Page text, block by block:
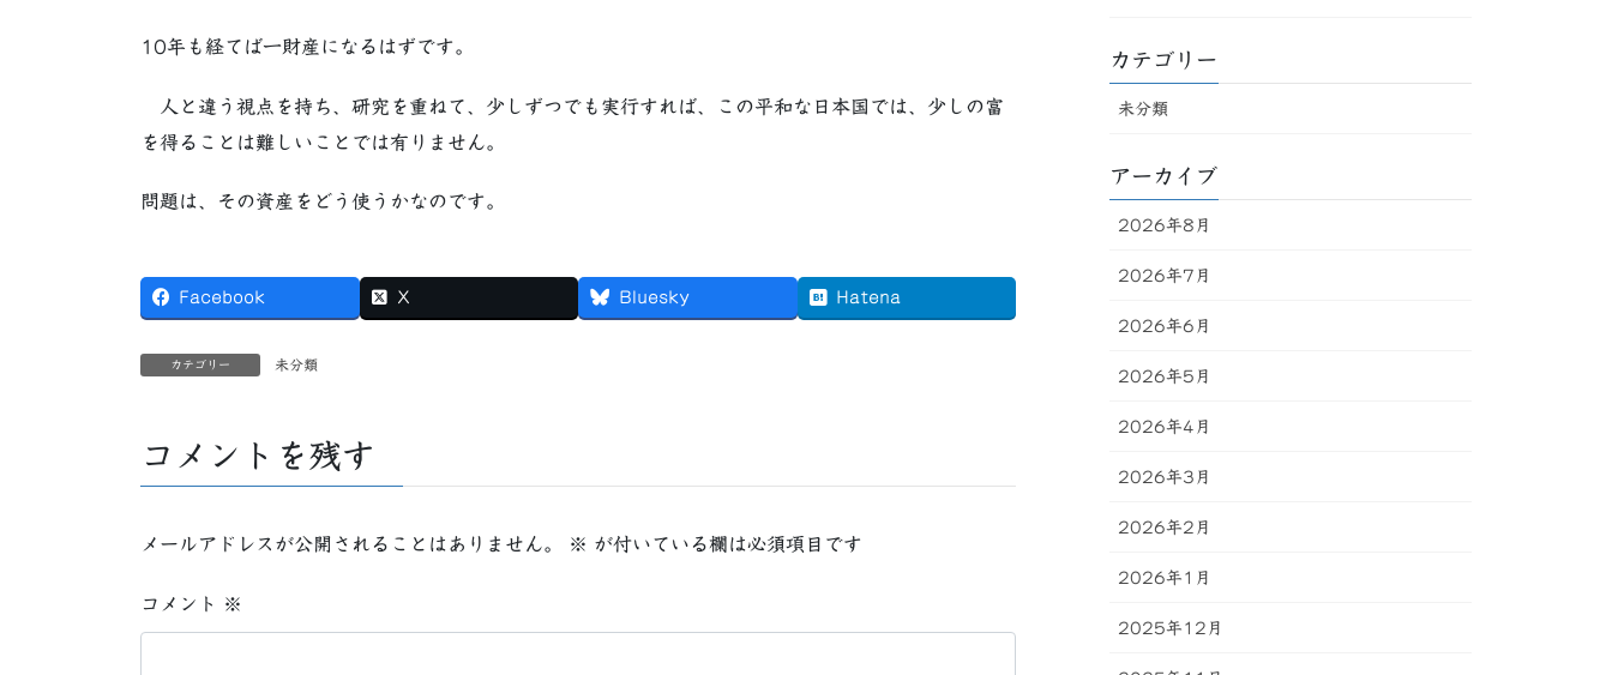
10年も経てば一財産になるはずです。
人と違う視点を持ち、研究を重ねて、少しずつでも実行すれば、この平和な日本国では、少しの富
を得ることは難しいことでは有りません。
問題は、その資産をどう使うかなのです。
Facebook X Bluesky Hatena
カテゴリー 未分類
コメントを残す
メールアドレスが公開されることはありません。 ※ が付いている欄は必須項目です
コメント ※
カテゴリー
未分類
アーカイブ
2026年8月
2026年7月
2026年6月
2026年5月
2026年4月
2026年3月
2026年2月
2026年1月
2025年12月